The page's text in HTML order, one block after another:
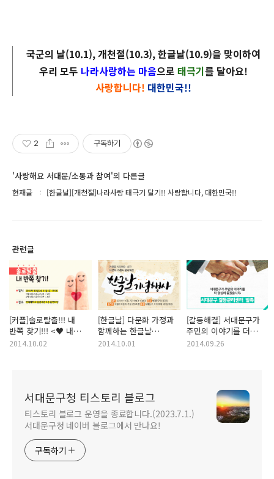
국군의 날(10.1), 개천절(10.3), 한글날(10.9)을 맞이하여
우리 모두 나라사랑하는 마음으로 태극기를 달아요!
사랑합니다! 대한민국!!
2 구독하기
'사랑해요 서대문/소통과 참여'의 다른글
현재글 [한글날][개천절]나라사랑 태극기 달기!! 사랑합니다, 대한민국!!
관련글
[커플]솔로탈출!!! 내
반쪽 찾기!!! <♥ 내
반쪽은 어디에
2014.10.02
[한글날] 다문화 가정과
함께하는 한글날
기념행사에 함께해요!!
2014.10.01
[갈등해결] 서대문구가
주민의 이야기를 더
열심히 듣겠습니다. <
2014.09.26
서대문구청 티스토리 블로그
티스토리 블로그 운영을 종료합니다.(2023.7.1.)
서대문구청 네이버 블로그에서 만나요!
구독하기